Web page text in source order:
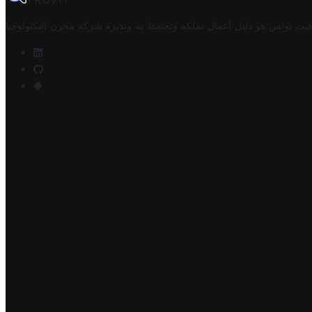
تونس هو دليل أعمال تملكه وتحتفظ به وتديره شركة مخزن التكنولوجيا